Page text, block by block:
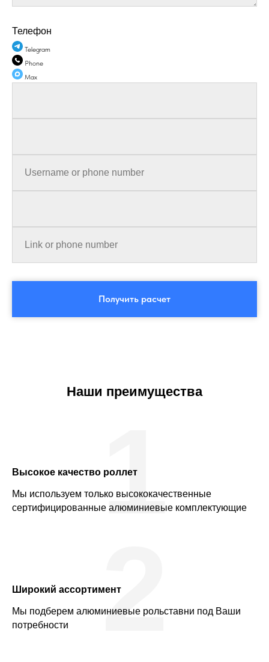
Телефон
Telegram
Phone
Max
Получить расчет
Наши преимущества
Высокое качество роллет
Мы используем только высококачественные
сертифицированные алюминиевые комплектующие
1
Широкий ассортимент
Мы подберем алюминиевые рольставни под Ваши
потребности
2